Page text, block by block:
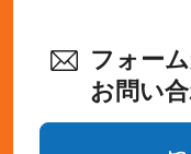
フォー
お問い